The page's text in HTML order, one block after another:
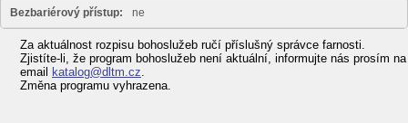
Bezbariérový přístup: ne
Za aktuálnost rozpisu bohoslužeb ručí příslušný správce farnosti.
Zjistíte-li, že program bohoslužeb není aktuální, informujte nás prosím na
email
katalog@dltm.cz.
Změna programu vyhrazena.